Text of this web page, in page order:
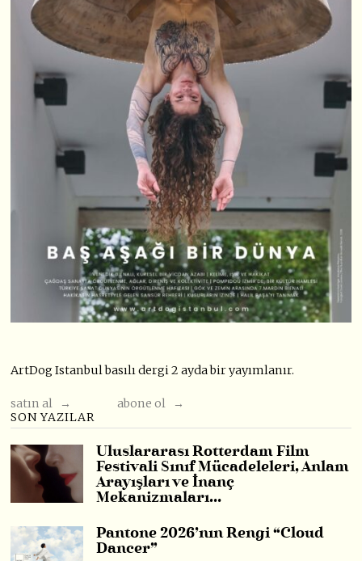
ArtDog Istanbul basılı dergi 2 ayda bir yayımlanır.
satın al →
abone ol →
SON YAZILAR
Uluslararası Rotterdam Film
Festivali Sınıf Mücadeleleri, Anlam
Arayışları ve İnanç
Mekanizmaları…
Pantone 2026’nın Rengi “Cloud
Dancer”